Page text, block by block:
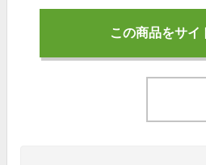
この商品をサイ